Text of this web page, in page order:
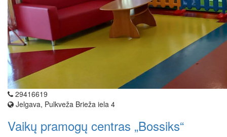
29416619
Jelgava, Pulkveža Brieža iela 4
Vaikų pramogų centras „Bossiks“